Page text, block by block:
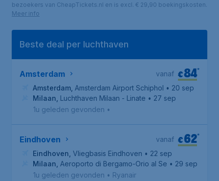
bezoekers van CheapTickets.nl en is excl. € 29,90 boekingskosten.
Meer info
Beste deal per luchthaven
Amsterdam €84*
vanaf
Amsterdam Amsterdam Airport Schiphol • 20 sep
Milaan Luchthaven Milaan - Linate • 27 sep
1u geleden gevonden •
Eindhoven €62*
vanaf
Eindhoven Vliegbasis Eindhoven • 22 sep
Milaan Aeroporto di Bergamo-Orio al Serio• 29 sep
1u geleden gevonden • Ryanair